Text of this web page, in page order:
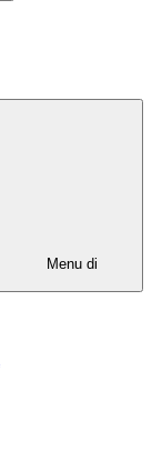
Menu di